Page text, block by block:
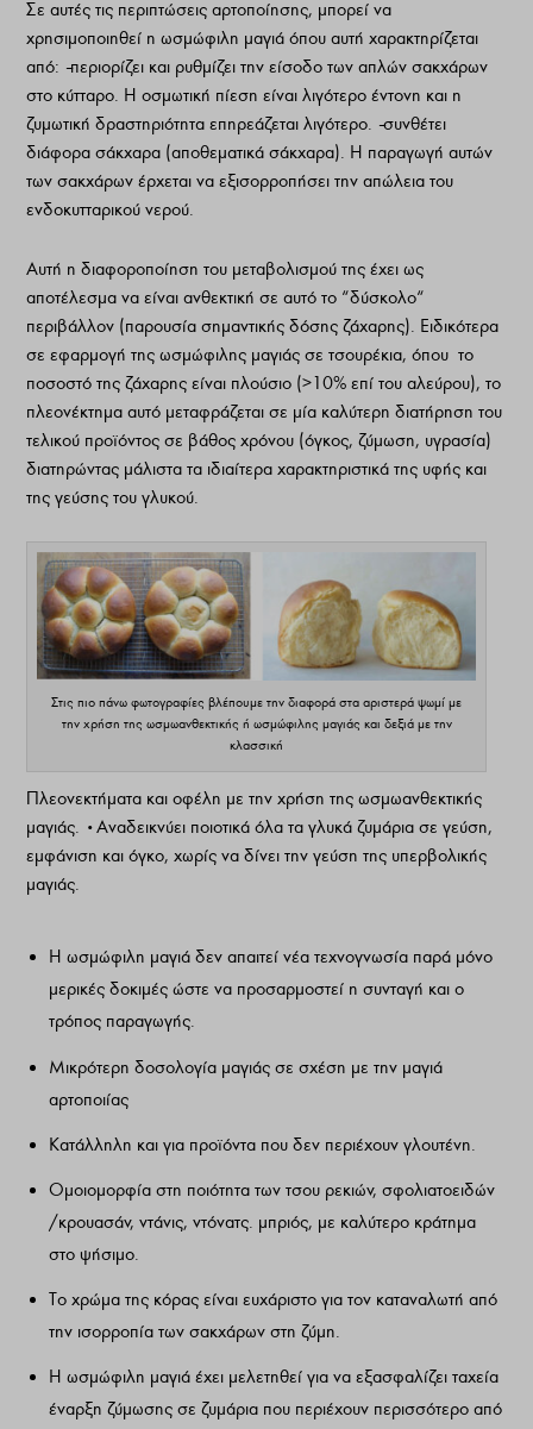
Σε αυτές τις περιπτώσεις αρτοποίησης, µπορεί να
χρησιµοποιηθεί η ωσµώφιλη µαγιά όπου αυτή χαρακτηρίζεται
από: –περιορίζει και ρυθµίζει την είσοδο των απλών σακχάρων
στο κύτταρο. Η οσµωτική πίεση είναι λιγότερο έντονη και η
ζυµωτική δραστηριότητα επηρεάζεται λιγότερο. –συνθέτει
διάφορα σάκχαρα (αποθεµατικά σάκχαρα). Η παραγωγή αυτών
των σακχάρων έρχεται να εξισορροπήσει την απώλεια του
ενδοκυτταρικού νερού.
Αυτή η διαφοροποίηση του µεταβολισµού της έχει ως
αποτέλεσµα να είναι ανθεκτική σε αυτό το “δύσκολο“
περιβάλλον (παρουσία σηµαντικής δόσης ζάχαρης). Ειδικότερα
σε εφαρµογή της ωσµώφιλης µαγιάς σε τσουρέκια, όπου το
ποσοστό της ζάχαρης είναι πλούσιο (>10% επί του αλεύρου), το
πλεονέκτηµα αυτό µεταφράζεται σε µία καλύτερη διατήρηση του
τελικού προϊόντος σε βάθος χρόνου (όγκος, ζύµωση, υγρασία)
διατηρώντας µάλιστα τα ιδιαίτερα χαρακτηριστικά της υφής και
της γεύσης του γλυκού.
Στις πιο πάνω φωτογραφίες βλέπουμε την διαφορά στα αριστερά ψωμί με
την χρήση της ωσμωανθεκτικής ή ωσμώφιλης μαγιάς και δεξιά με την
κλασσική
Πλεονεκτήµατα και οφέλη µε την χρήση της ωσµωανθεκτικής
µαγιάς. •Αναδεικνύει ποιοτικά όλα τα γλυκά ζυµάρια σε γεύση,
εµφάνιση και όγκο, χωρίς να δίνει την γεύση της υπερβολικής
µαγιάς.
Η ωσµώφιλη µαγιά δεν απαιτεί νέα τεχνογνωσία παρά µόνο
µερικές δοκιµές ώστε να προσαρµοστεί η συνταγή και ο
τρόπος παραγωγής.
Μικρότερη δοσολογία µαγιάς σε σχέση µε την µαγιά
αρτοποιίας
Κατάλληλη και για προϊόντα που δεν περιέχουν γλουτένη.
Οµοιοµορφία στη ποιότητα των τσου ρεκιών, σφολιατοειδών
/κρουασάν, ντάνις, ντόνατς. µπριός, µε καλύτερο κράτηµα
στο ψήσιµο.
Το χρώµα της κόρας είναι ευχάριστο για τον καταναλωτή από
την ισορροπία των σακχάρων στη ζύµη.
Η ωσµώφιλη µαγιά έχει µελετηθεί για να εξασφαλίζει ταχεία
έναρξη ζύµωσης σε ζυµάρια που περιέχουν περισσότερο από